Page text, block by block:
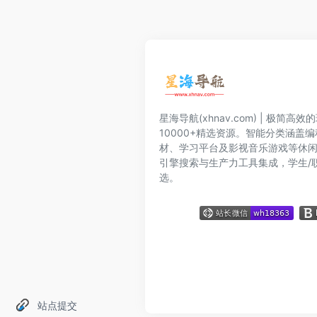
站点提交
星海导航(xhnav.com) | 极简高效
10000+精选资源。智能分类涵盖
材、学习平台及影视音乐游戏等休
引擎搜索与生产力工具集成，学生/
选。